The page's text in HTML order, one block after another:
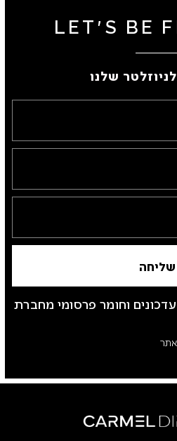
LET'S BE
שלנו
וחומר פרסומי מחברת
שליחה